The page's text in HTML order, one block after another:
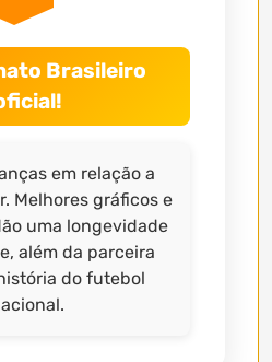
Brasileiro
em relação a
Melhores gráficos e
uma longevidade
além da parceira
do futebol